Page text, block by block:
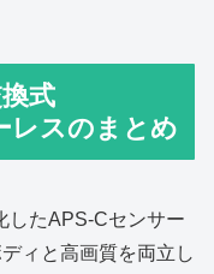
式
レスのまとめ
したAPS‑Cセンサー
ィと高画質を両立し